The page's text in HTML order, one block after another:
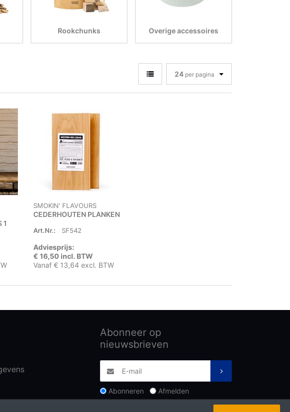
Rookchunks Overige accessoires
24 per pagina
1
SMOKIN' FLAVOURS
CEDERHOUTEN PLANKEN
Art.Nr.: SF542
Adviesprijs:
€ 16,50 incl. BTW
Vanaf € 13,64 excl. BTW
Abonneer op
nieuwsbrieven
Abonneren Afmelden